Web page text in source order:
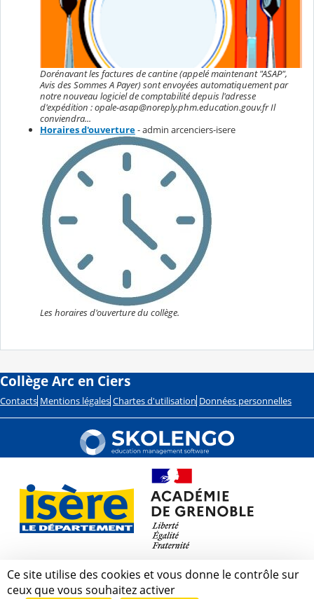
Dorénavant les factures de cantine (appelé maintenant "ASAP",
Avis des Sommes A Payer) sont envoyées automatiquement par
notre nouveau logiciel de comptabilité depuis l'adresse
d'expédition : opale-asap@noreply.phm.education.gouv.fr Il
conviendra...
Horaires d'ouverture- admin arcenciers-isere
Les horaires d'ouverture du collège.
Collège Arc en Ciers
Contacts Mentions légales Chartes d'utilisation Données personnelles
Ce site utilise des cookies et vous donne le contrôle sur
ceux que vous souhaitez activer